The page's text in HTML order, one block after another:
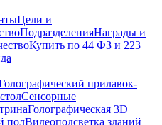
Цели и
ПодразделенияНаграды и
Купить по 44 ФЗ и 223
прилавок-
Сенсорные
Голографическая 3D
полВидеоподсветка зданий